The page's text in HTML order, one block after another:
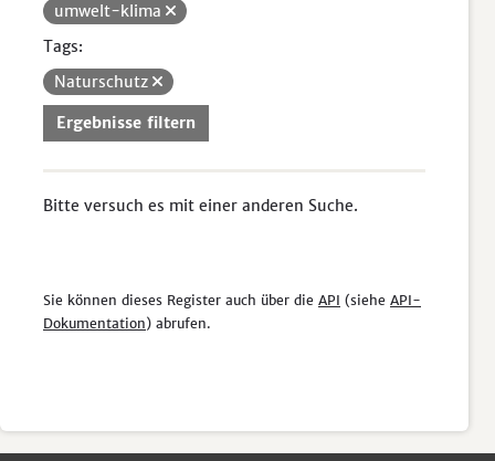
umwelt-klima
Tags:
Naturschutz
Ergebnisse filtern
Bitte versuch es mit einer anderen Suche.
Sie können dieses Register auch über die API (siehe API-
Dokumentation) abrufen.